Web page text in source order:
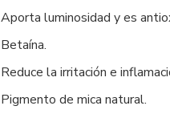
Aporta luminosidad y es
Betaína.
Reduce la irritación e
Pigmento de mica natural.